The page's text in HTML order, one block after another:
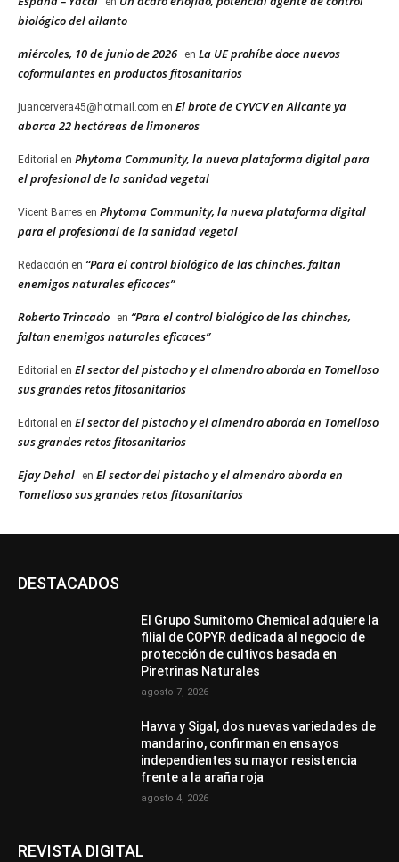
biológico del ailanto
miércoles, 10 de junio de 2026 en La UE prohíbe doce nuevos
coformulantes en productos fitosanitarios
juancervera45@hotmail.com en El brote de CYVCV en Alicante ya
abarca 22 hectáreas de limoneros
Editorial en Phytoma Community, la nueva plataforma digital para
el profesional de la sanidad vegetal
Vicent Barres en Phytoma Community, la nueva plataforma digital
para el profesional de la sanidad vegetal
Redacción en “Para el control biológico de las chinches, faltan
enemigos naturales eficaces”
Roberto Trincado en “Para el control biológico de las chinches,
faltan enemigos naturales eficaces”
Editorial en El sector del pistacho y el almendro aborda en Tomelloso
sus grandes retos fitosanitarios
Editorial en El sector del pistacho y el almendro aborda en Tomelloso
sus grandes retos fitosanitarios
Ejay Dehal en El sector del pistacho y el almendro aborda en
Tomelloso sus grandes retos fitosanitarios
DESTACADOS
El Grupo Sumitomo Chemical adquiere la
filial de COPYR dedicada al negocio de
protección de cultivos basada en
Piretrinas Naturales
agosto 7, 2026
Havva y Sigal, dos nuevas variedades de
mandarino, confirman en ensayos
independientes su mayor resistencia
frente a la araña roja
agosto 4, 2026
REVISTA DIGITAL